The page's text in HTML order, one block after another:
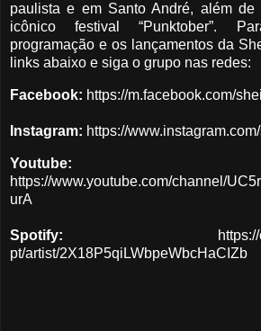
paulista e em Santo André, além de
icônico festival “Punktober”.
programação e os lançamentos da
links abaixo e siga o grupo nas redes:
Facebook: https://m.facebook.com/
Instagram: https://
Youtube:
https://www.youtube.com/channel/
urA
Spotify: https://
pt/artist/2X18P5qiLWbpeWbcHaCIZb